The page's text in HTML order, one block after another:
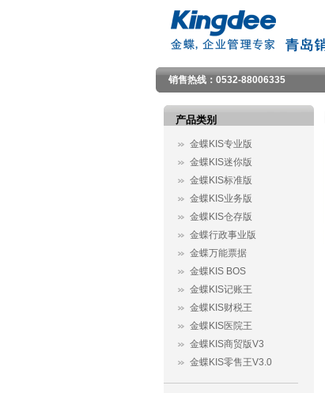
销售热线：0532-88006335
产品类别
金蝶KIS专业版
金蝶KIS迷你版
金蝶KIS标准版
金蝶KIS业务版
金蝶KIS仓存版
金蝶行政事业版
金蝶万能票据
金蝶KIS BOS
金蝶KIS记账王
金蝶KIS财税王
金蝶KIS医院王
金蝶KIS商贸版V3
金蝶KIS零售王V3.0